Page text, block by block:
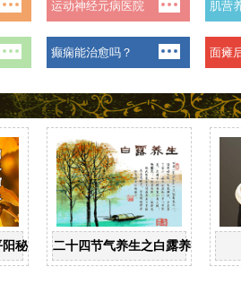
秘防秋燥二十四节气养生之白露养生